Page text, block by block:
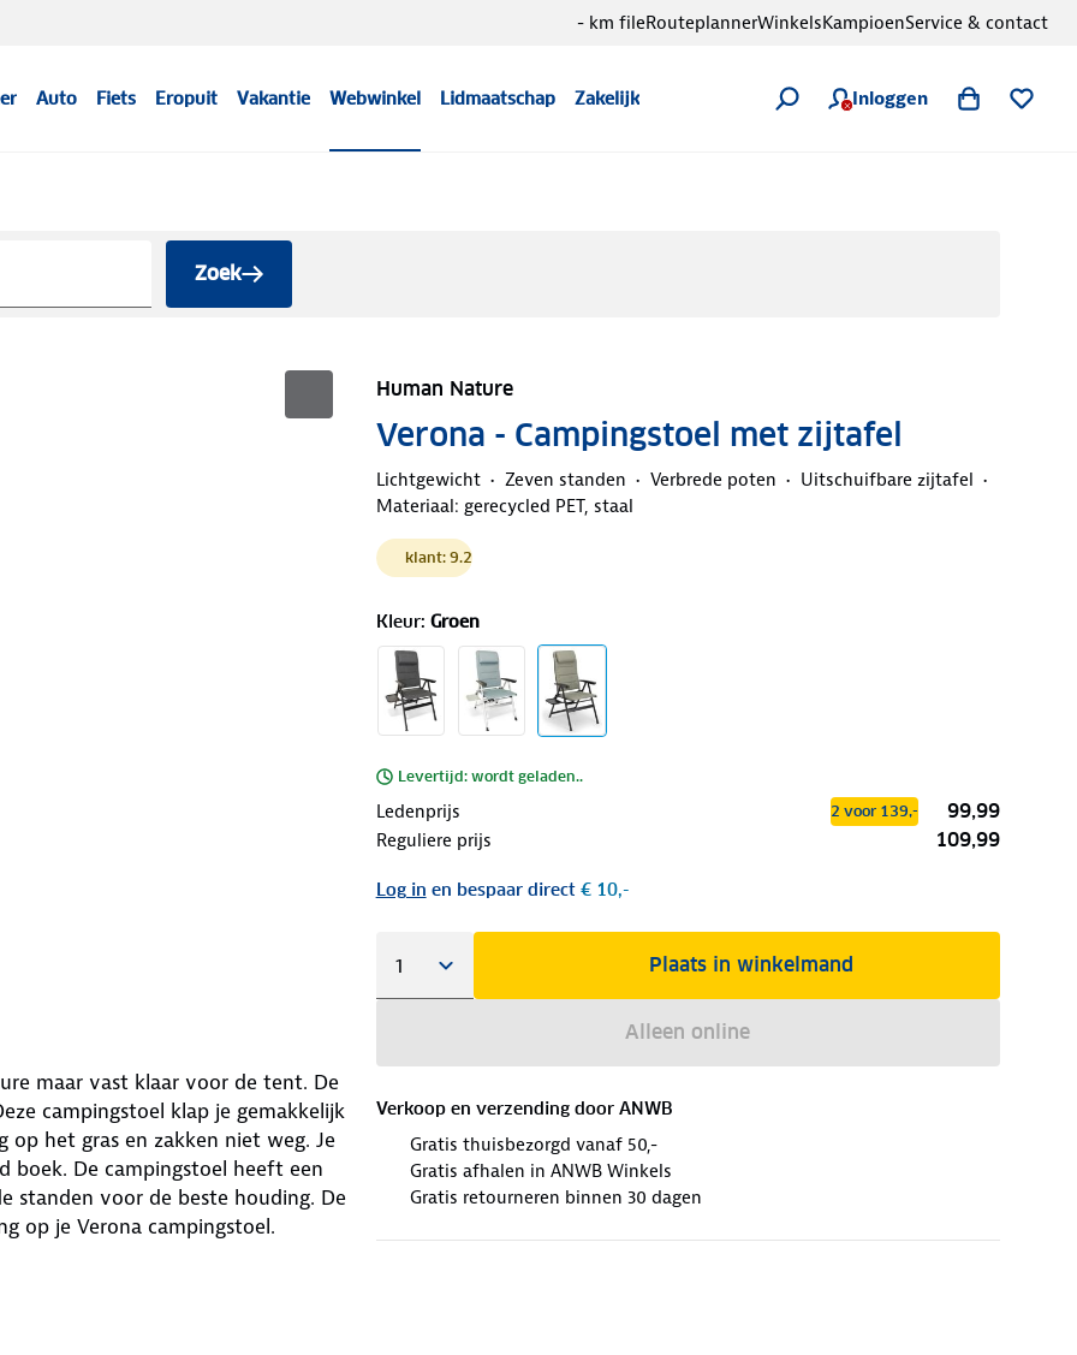
Auto Fiets Eropuit Vakantie Webwinkel Lidmaatschap Zakelijk Inloggen
- km fileRouteplannerWinkelsKampioenService & contact
Zoek
Human Nature
Verona - Campingstoel met zijtafel
Lichtgewicht Zeven standen Verbrede poten
Uitschuifbare zijtafel
Materiaal: gerecycled PET, staal
klant: 9.2
Kleur: Groen
Levertijd: wordt geladen..
Ledenprijs 2 voor 139,- 99,99
Reguliere prijs 109,99
Log in en bespaar direct€ 10,-
Plaats in winkelmand
Alleen online
Verkoop en verzending door ANWB
Gratis thuisbezorgd vanaf 50,-
Gratis afhalen in ANWB Winkels
Gratis retourneren binnen 30 dagen
maar vast klaar voor de tent. De
campingstoel klap je gemakkelijk
het gras en zakken niet weg. Je
boek. De campingstoel heeft een
standen voor de beste houding. De
op je Verona campingstoel.
2013 de bekendste én meest